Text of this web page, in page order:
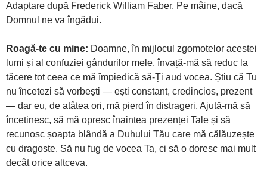
Adaptare după Frederick William Faber. Pe mâine, dacă
Domnul ne va îngădui.
Roagă-te cu mine: Doamne, în mijlocul zgomotelor acestei
lumi și al confuziei gândurilor mele, învață-mă să reduc la
tăcere tot ceea ce mă împiedică să-Ți aud vocea. Știu că Tu
nu încetezi să vorbești — ești constant, credincios, prezent
— dar eu, de atâtea ori, mă pierd în distrageri. Ajută-mă să
încetinesc, să mă opresc înaintea prezenței Tale și să
recunosc șoapta blândă a Duhului Tău care mă călăuzește
cu dragoste. Să nu fug de vocea Ta, ci să o doresc mai mult
decât orice altceva.